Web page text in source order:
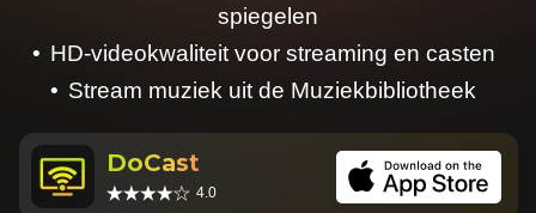
spiegelen
HD-videokwaliteit voor streaming en casten
Stream muziek uit de Muziekbibliotheek
DoCast
4.0